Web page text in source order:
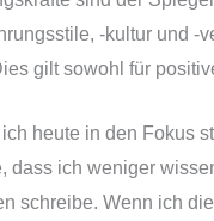
-kultur und -
gilt sowohl für
ich heute in den Fokus
dass ich weniger
schreibe. Wenn ich